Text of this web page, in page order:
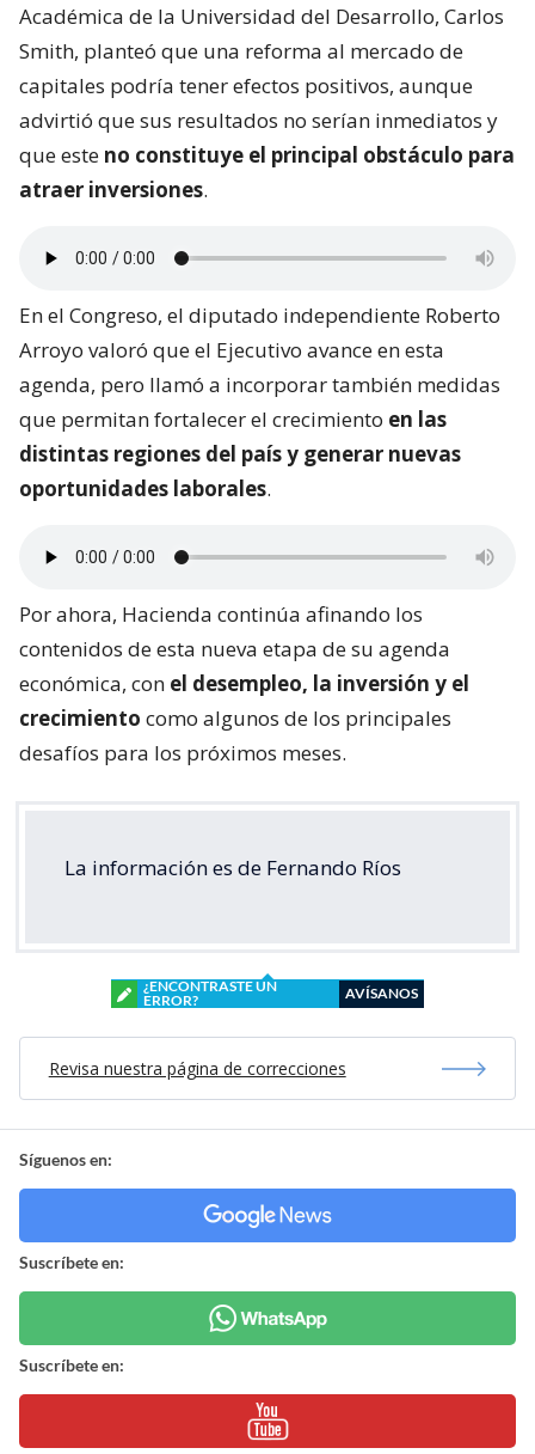
Académica de la Universidad del Desarrollo, Carlos
Smith, planteó que una reforma al mercado de
capitales podría tener efectos positivos, aunque
advirtió que sus resultados no serían inmediatos y
que este no constituye el principal obstáculo para
atraer inversiones.
En el Congreso, el diputado independiente Roberto
Arroyo valoró que el Ejecutivo avance en esta
agenda, pero llamó a incorporar también medidas
que permitan fortalecer el crecimiento en las
distintas regiones del país y generar nuevas
oportunidades laborales.
Por ahora, Hacienda continúa afinando los
contenidos de esta nueva etapa de su agenda
económica, con el desempleo, la inversión y el
crecimiento como algunos de los principales
desafíos para los próximos meses.
La información es de Fernando Ríos
¿ENCONTRASTE UN
ERROR?
AVÍSANOS
Revisa nuestra página de correcciones
Síguenos en:
Suscríbete en:
Suscríbete en: